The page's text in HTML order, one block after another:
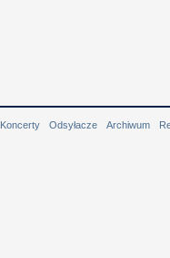
Koncerty Odsyłacze Archiwum